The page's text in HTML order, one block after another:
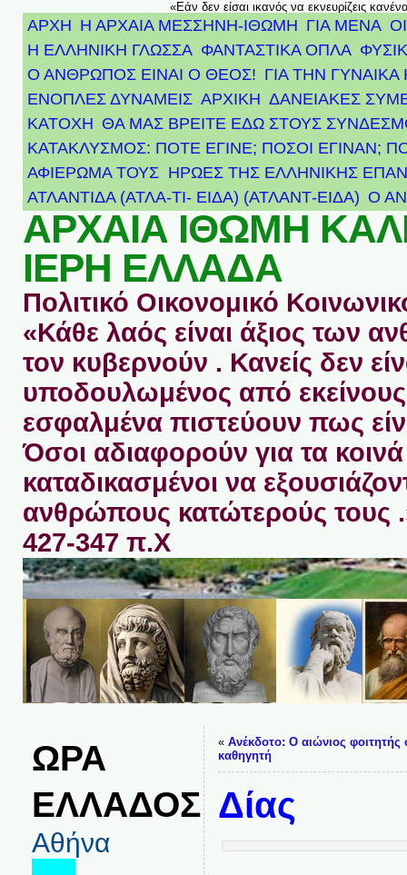
«Εάν δεν είσαι ικανός να εκνευρίζεις
ΑΡΧΗ Η ΑΡΧΑΙΑ ΜΕΣΣΗΝΗ-ΙΘΩΜΗ ΓΙΑ ΜΕΝΑ
Η ΕΛΛΗΝΙΚΗ ΓΛΩΣΣΑ ΦΑΝΤΑΣΤΙΚΑ ΟΠΛΑ
Ο ΑΝΘΡΩΠΟΣ ΕΙΝΑΙ Ο ΘΕΟΣ! ΓΙΑ ΤΗΝ ΓΥΝΑΙΚΑ
ΕΝΟΠΛΕΣ ΔΥΝΑΜΕΙΣ ΑΡΧΙΚΉ ΔΑΝΕΙΑΚΕΣ
ΚΑΤΟΧΗ ΘΑ ΜΑΣ ΒΡΕΙΤΕ ΕΔΩ ΣΤΟΥΣ
ΚΑΤΑΚΛΥΣΜΟΣ: ΠΟΤΕ ΕΓΙΝΕ; ΠΟΣΟΙ ΕΓΙΝΑΝ;
ΑΦΙΈΡΩΜΑ ΤΟΥΣ ΉΡΩΕΣ ΤΗΣ ΕΛΛΗΝΙΚΉΣ
ΑΤΛΑΝΤΊΔΑ (ΑΤΛΑ-ΤΙ- ΕΙΔΑ) (ΑΤΛΑΝΤ-ΕΙΔΑ) Ο
ΑΡΧΑΙΑ ΙΘΩΜΗ
ΙΕΡΗ ΕΛΛΑΔΑ
Πολιτικό Οικονομικό
«Κάθε λαός είναι άξιος των
τον κυβερνούν . Κανείς δεν
υποδουλωμένος από
εσφαλμένα πιστεύουν πως
Όσοι αδιαφορούν για τα κοινά
καταδικασμένοι να
ανθρώπους κατώτερούς τους
427-347 π.Χ
ΩΡΑ
ΕΛΛΑΔΟΣ
Αθήνα
« Ανέκδοτο: Ο αιώνιος φοιτητής
καθηγητή
Δίας